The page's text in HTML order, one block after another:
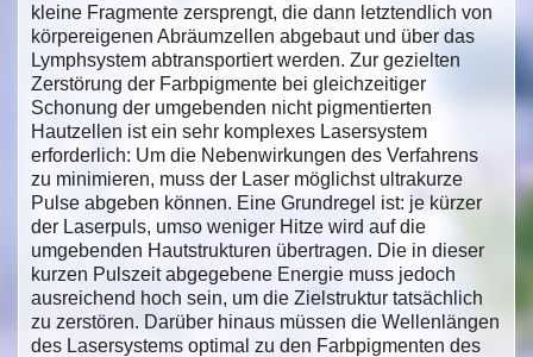
kleine Fragmente zersprengt, die dann letztendlich von
körpereigenen Abräumzellen abgebaut und über das
Lymphsystem abtransportiert werden. Zur gezielten
Zerstörung der Farbpigmente bei gleichzeitiger
Schonung der umgebenden nicht pigmentierten
Hautzellen ist ein sehr komplexes Lasersystem
erforderlich: Um die Nebenwirkungen des Verfahrens
zu minimieren, muss der Laser möglichst ultrakurze
Pulse abgeben können. Eine Grundregel ist: je kürzer
der Laserpuls, umso weniger Hitze wird auf die
umgebenden Hautstrukturen übertragen. Die in dieser
kurzen Pulszeit abgegebene Energie muss jedoch
ausreichend hoch sein, um die Zielstruktur tatsächlich
zu zerstören. Darüber hinaus müssen die Wellenlängen
des Lasersystems optimal zu den Farbpigmenten des